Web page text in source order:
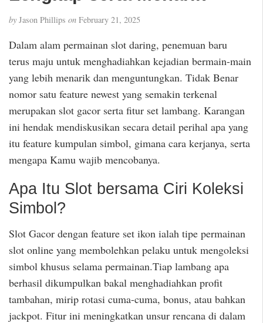
by Jason Phillips on February 21, 2025
Dalam alam permainan slot daring, penemuan baru
terus maju untuk menghadiahkan kejadian bermain-main
yang lebih menarik dan menguntungkan. Tidak Benar
nomor satu feature newest yang semakin terkenal
merupakan slot gacor serta fitur set lambang. Karangan
ini hendak mendiskusikan secara detail perihal apa yang
itu feature kumpulan simbol, gimana cara kerjanya, serta
mengapa Kamu wajib mencobanya.
Apa Itu Slot bersama Ciri Koleksi
Simbol?
Slot Gacor dengan feature set ikon ialah tipe permainan
slot online yang membolehkan pelaku untuk mengoleksi
simbol khusus selama permainan.Tiap lambang apa
berhasil dikumpulkan bakal menghadiahkan profit
tambahan, mirip rotasi cuma-cuma, bonus, atau bahkan
jackpot. Fitur ini meningkatkan unsur rencana di dalam